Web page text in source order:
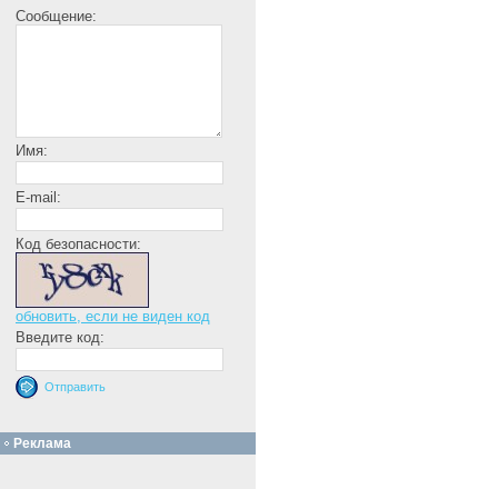
Сообщение:
Имя:
E-mail:
Код безопасности:
обновить, если не виден код
Введите код:
Реклама